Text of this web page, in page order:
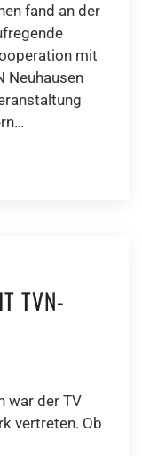
fand an der
mit
Neuhausen
TVN-
war der TV
vertreten. Ob